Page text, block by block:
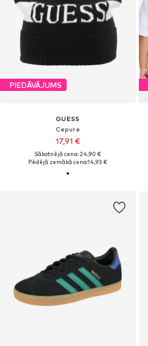
PIEDĀVĀJUMS
GUESS
Cepure
17,91 €
Sākotnējā cena: 24,90 €
Pēdējā zemākā cena:14,93 €